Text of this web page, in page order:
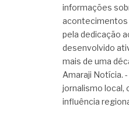
informações
acontecimentos
pela dedicação
desenvolvido
mais de uma
Amaraji Notícia.
jornalismo local,
influência